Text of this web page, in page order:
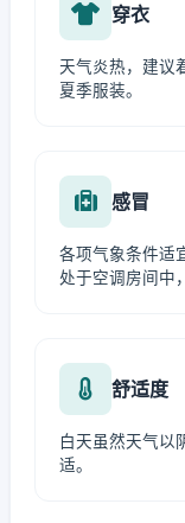
穿衣
天气炎热，建议
夏季服装。
感冒
各项气象条件适
处于空调房间中
舒适度
白天虽然天气以
适。